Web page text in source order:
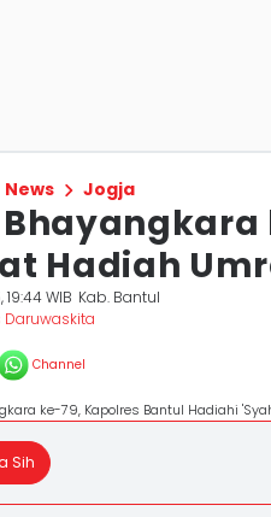
News Jogja
Hadiah
WIB Kab. Bantul
Channel
ke-79, Kapolres Bantul Hadiahi
Sih